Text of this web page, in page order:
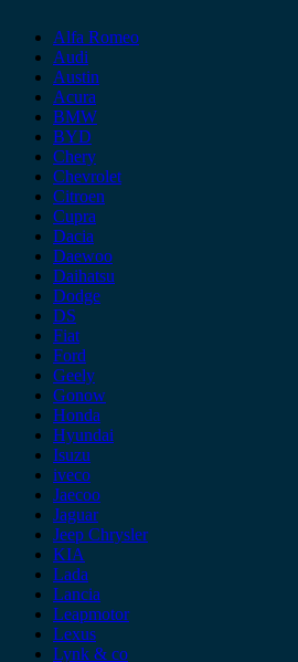
Alfa Romeo
Audi
Austin
Acura
BMW
BYD
Chery
Chevrolet
Citroen
Cupra
Dacia
Daewoo
Daihatsu
Dodge
DS
Fiat
Ford
Geely
Gonow
Honda
Hyundai
Isuzu
iveco
Jaecoo
Jaguar
Jeep Chrysler
KIA
Lada
Lancia
Leapmotor
Lexus
Lynk & co